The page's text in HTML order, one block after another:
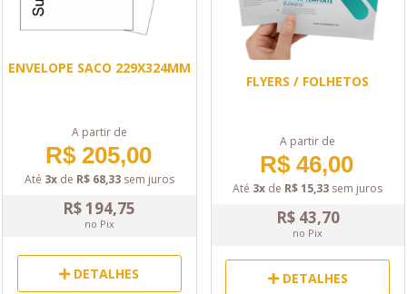
ENVELOPE SACO 229X324MM
A partir de
R$ 205,00
Até 3xde R$ 68,33sem juros
R$ 194,75
no Pix
DETALHES
FLYERS / FOLHETOS
A partir de
R$ 46,00
Até 3x de R$ 15,33 sem juros
R$ 43,70
no Pix
DETALHES